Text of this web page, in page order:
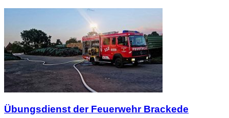
Übungsdienst der Feuerwehr Brackede